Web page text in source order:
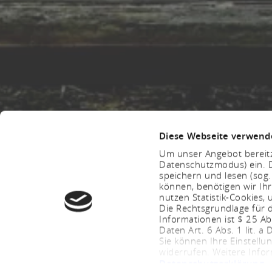
Diese Webseite
Um unser Angebot
Datenschutzmodus) ein.
speichern und lesen
können, benötigen wir
nutzen Statistik-
Die Rechtsgrundlage für
Informationen ist $ 25
Daten Art. 6 Abs. 1 lit. a
Sie können Ihre
widerrufen. Weitere